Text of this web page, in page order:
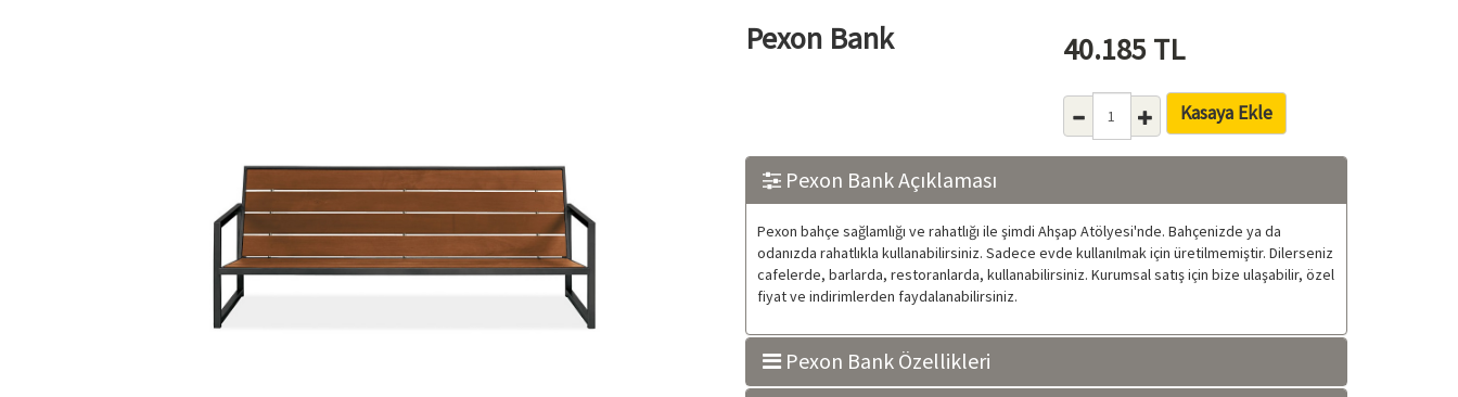
Pexon Bank 40.185TL
Kasaya Ekle
Pexon Bank Açıklaması
Pexon bahçe sağlamlığı ve rahatlığı ile şimdi Ahşap Atölyesi'nde. Bahçenizde ya da
odanızda rahatlıkla kullanabilirsiniz. Sadece evde kullanılmak için üretilmemiştir. Dilerseniz
cafelerde, barlarda, restoranlarda, kullanabilirsiniz. Kurumsal satış için bize ulaşabilir, özel
fiyat ve indirimlerden faydalanabilirsiniz.
Pexon Bank Özellikleri